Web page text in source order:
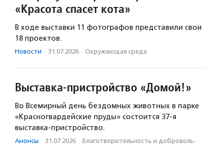
«Красота спасет кота»
В ходе выставки 11 фотографов представили свои
18 проектов.
Новости · 31.07.2026 · Окружающая среда
Выставка-пристройство «Домой!»
Во Всемирный день бездомных животных в парке
«Красногвардейские пруды» состоится 37-я
выставка-пристройство.
Анонсы · 31.07.2026 · Благотвори­тель­ность и доброволь­